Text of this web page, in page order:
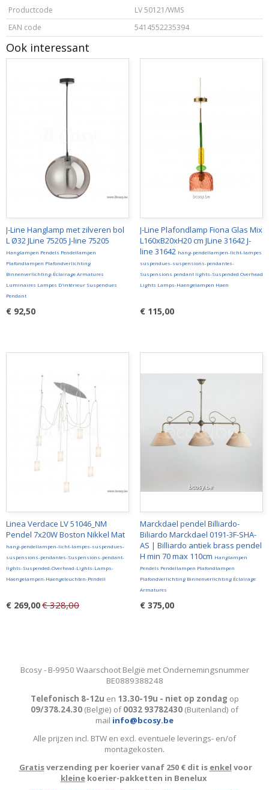
Productcode
LV 50121/WMS
EAN code
5414552235394
Ook interessant
J-Line Hanglamp met zilveren bol
L Ø32 JLine 75205 J-line 75205
Hanglampen Pendels Pendellampen
Plafondlampen Plafondverlichting
Binnenverlichting-Éclairage Armatures
Luminaires Lampes D'intérieur Suspendues
Pendant
€ 92,50
J-Line Plafondlamp Fiona Glas Mix
L160xB20xH20 cm JLine 31642 J-
line 31642 hang-pendellampen-licht-lampes
suspendues-suspensions-pendantes-
Suspensions pendant lights-Suspended Overhead
Lights Lamps-Haengelampen Haen
€ 115,00
Linea Verdace LV 51046_NM
Pendel 7x20W Boston Nikkel Mat
hang-pendellampen-licht-lampes-suspendues-
suspensions-pendantes-Suspensions-pendant-
lights-Suspended-Overhead-Lights-Lamps-
Haengelampen-Haengeleuchten-Pendell
€ 269,00€ 328,00
Marckdael pendel Billiardo-
Biliardo Marckdael 0191-3F-SHA-
AS | Billiardo antiek brass pendel
H min 70 max 110cm Hanglampen
Pendels Pendellampen Plafondlampen
Plafondverlichting Binnenverlichting Éclairage
Armatures
€ 375,00
Bcosy - B-9950 Waarschoot België met Ondernemingsnummer
BE0889388248
Telefonisch 8-12u en 13.30-19u - niet op zondag op
09/378.24.30 (België) of0032 93782430 (Buitenland) of
mail info@bcosy.be
Alle prijzen incl. BTW en excl. eventuele leverings- en/of
montagekosten.
Gratisverzending per koerier vanaf 250 € dit is enkel voor
kleinekoerier-pakketten in Benelux